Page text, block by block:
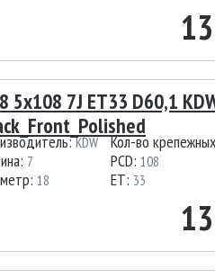
5x108 7J ET33 D60,1
KDW
7
18
Кол-во
PCD: 108
ET: 33